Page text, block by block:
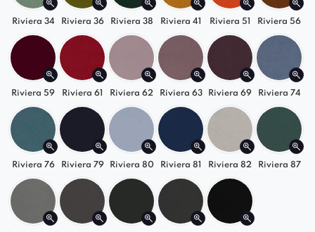
dodatkowe siedzisko lub dekoracyjny akcent.
Stylowa funkcjonalność na lata
Selia to więcej niż tylko pufa – to element, który
łatwo dopasujesz do różnych stylów wnętrz:
nowoczesnego, loftowego czy klasycznego.
Postaw na jakość, modułowość i design. Poznaj
także inne modele z kolekcji i stwórz przestrzeń
dopasowaną do Ciebie.
Riviera 34 Riviera 36 Riviera 38 Riviera 41 Riviera 51 Riviera 56
Riviera 59 Riviera 61 Riviera 62 Riviera 63 Riviera 69 Riviera 74
Riviera 76 Riviera 79 Riviera 80 Riviera 81 Riviera 82 Riviera 87